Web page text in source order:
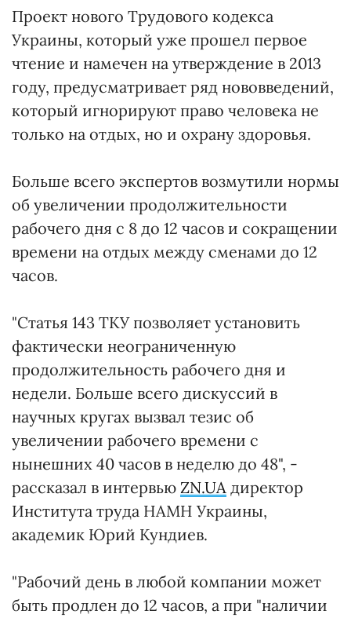
Проект нового Трудового кодекса
Украины, который уже прошел первое
чтение и намечен на утверждение в 2013
году, предусматривает ряд нововведений,
который игнорируют право человека не
только на отдых, но и охрану здоровья.
Больше всего экспертов возмутили нормы
об увеличении продолжительности
рабочего дня с 8 до 12 часов и сокращении
времени на отдых между сменами до 12
часов.
"Статья 143 ТКУ позволяет установить
фактически неограниченную
продолжительность рабочего дня и
недели. Больше всего дискуссий в
научных кругах вызвал тезис об
увеличении рабочего времени с
нынешних 40 часов в неделю до 48", -
рассказал в интервью ZN.UA директор
Института труда НАМН Украины,
академик Юрий Кундиев.
"Рабочий день в любой компании может
быть продлен до 12 часов, а при "наличии